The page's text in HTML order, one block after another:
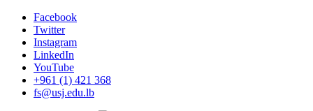
Facebook
Twitter
Instagram
LinkedIn
YouTube
+961 (1) 421 368
fs@usj.edu.lb